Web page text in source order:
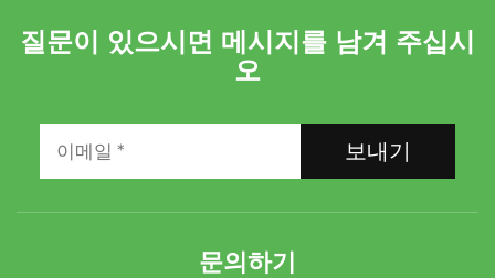
질문이 있으시면 메시지를 남겨 주십시
오
보내기
문의하기